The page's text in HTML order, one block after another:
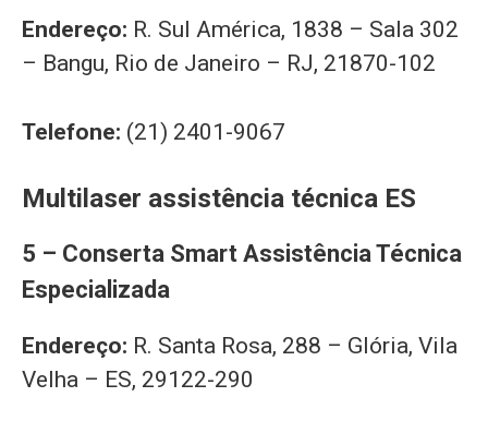
Endereço: R. Sul América, 1838 – Sala 302
– Bangu, Rio de Janeiro – RJ, 21870-102
Telefone: (21) 2401-9067
Multilaser assistência técnica ES
5 – Conserta Smart Assistência Técnica
Especializada
Endereço: R. Santa Rosa, 288 – Glória, Vila
Velha – ES, 29122-290